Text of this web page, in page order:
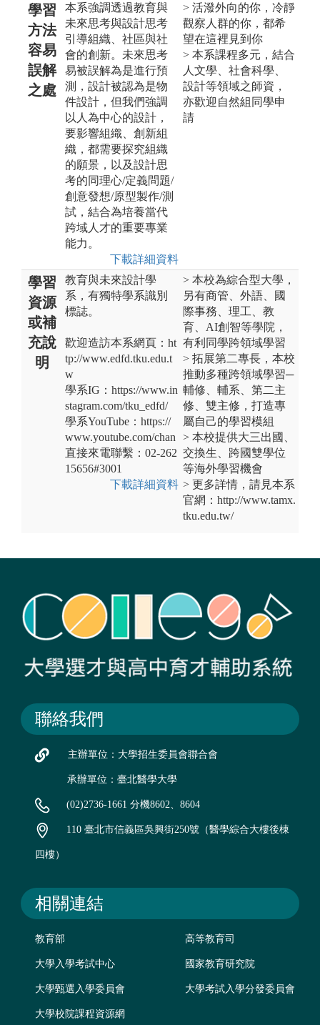
學習
方法
容易
誤解
之處
本系強調透過教育與
未來思考與設計思考
引導組織、社區與社
會的創新。未來思考
易被誤解為是進行預
測，設計被認為是物
件設計，但我們強調
以人為中心的設計，
要影響組織、創新組
織，都需要探究組織
的願景，以及設計思
考的同理心/定義問題/
創意發想/原型製作/測
試，結合為培養當代
跨域人才的重要專業
能力。
下載詳細資料
> 活潑外向的你，冷靜
觀察人群的你，都希
望在這裡見到你
> 本系課程多元，結合
人文學、社會科學、
設計等領域之師資，
亦歡迎自然組同學申
請
學習
資源
或補
充說
明
教育與未來設計學
系，有獨特學系識別
標誌。
歡迎造訪本系網頁：ht
tp://www.edfd.tku.edu.t
w
學系IG：https://www.in
stagram.com/tku_edfd/
學系YouTube：https://
www.youtube.com/chan
直接來電聯繫：02-262
15656#3001
下載詳細資料
> 本校為綜合型大學，
另有商管、外語、國
際事務、理工、教
育、AI創智等學院，
有利同學跨領域學習
> 拓展第二專長，本校
推動多種跨領域學習─
輔修、輔系、第二主
修、雙主修，打造專
屬自己的學習模組
> 本校提供大三出國、
交換生、跨國雙學位
等海外學習機會
> 更多詳情，請見本系
官網：http://www.tamx.
tku.edu.tw/
聯絡我們
主辦單位：大學招生委員會聯合會
承辦單位：臺北醫學大學
(02)2736-1661 分機8602、8604
110 臺北市信義區吳興街250號（醫學綜合大樓後棟
四樓）
相關連結
教育部 高等教育司
大學入學考試中心 國家教育研究院
大學甄選入學委員會 大學考試入學分發委員會
大學校院課程資源網